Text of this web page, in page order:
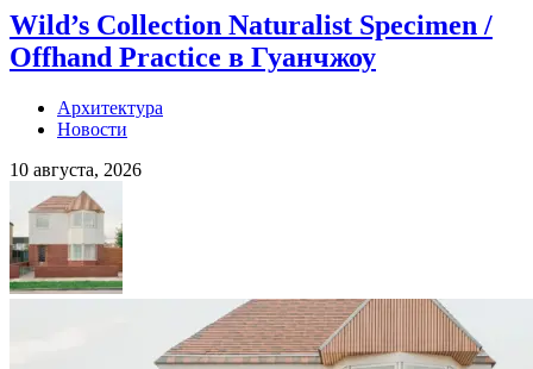
Wild’s Collection Naturalist Specimen /
Offhand Practice в Гуанчжоу
Архитектура
Новости
10 августа, 2026